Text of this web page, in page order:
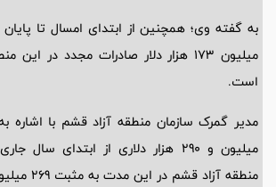
میلیون 173 هزار دلار صادرات مجدد در
است.
میلیون و 290 هزار دلاری از ابتدای
منطقه آزاد قشم در این مدت به مثبت 269 میلیون دلار رسید.